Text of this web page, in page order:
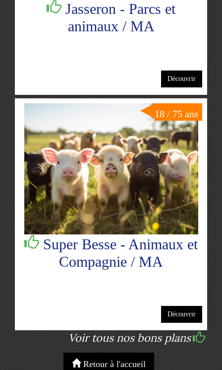
Jasseron - Parcs et
animaux / MA
Découvrir
18 / 75 ans
Super Besse - Animaux et
Compagnie / MA
Découvrir
Voir tous nos bons plans
Retour à l'accueil